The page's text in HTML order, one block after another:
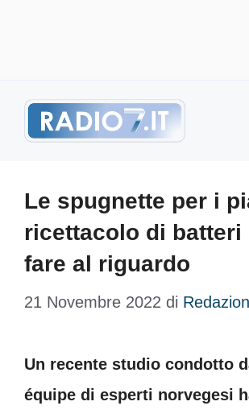
Le spugnette per i
ricettacolo di batteri
fare al riguardo
21 Novembre 2022 di
Un recente studio condotto
équipe di esperti norvegesi